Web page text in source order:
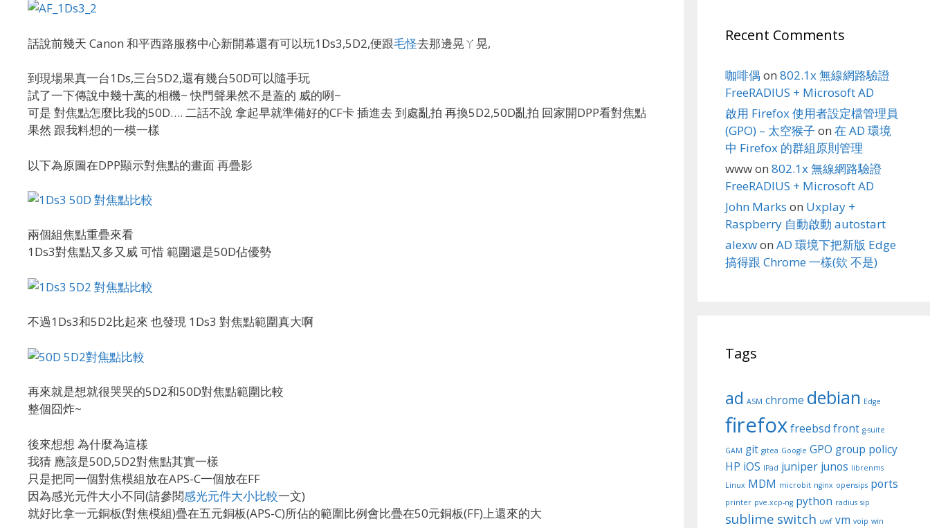
話說前幾天 Canon 和平西路服務中心新開幕還有可以玩1Ds3,5D2,便跟毛怪去那邊晃ㄚ晃,
到現場果真一台1Ds,三台5D2,還有幾台50D可以隨手玩
試了一下傳說中幾十萬的相機~ 快門聲果然不是蓋的 威的咧~
可是 對焦點怎麼比我的50D…. 二話不說 拿起早就準備好的CF卡 插進去 到處亂拍 再換5D2,50D亂拍 回家開DPP看對焦點
果然 跟我料想的一模一樣
以下為原圖在DPP顯示對焦點的畫面 再疊影
兩個組焦點重疊來看
1Ds3對焦點又多又威 可惜 範圍還是50D佔優勢
不過1Ds3和5D2比起來 也發現 1Ds3 對焦點範圍真大啊
再來就是想就很哭哭的5D2和50D對焦點範圍比較
整個囧炸~
後來想想 為什麼為這樣
我猜 應該是50D,5D2對焦點其實一樣
只是把同一個對焦模組放在APS-C一個放在FF
因為感光元件大小不同(請參閱感光元件大小比較一文)
就好比拿一元銅板(對焦模組)疊在五元銅板(APS-C)所佔的範圍比例會比疊在50元銅板(FF)上還來的大
Recent Comments
咖啡偶 on 802.1x 無線網路驗證
FreeRADIUS + Microsoft AD
啟用 Firefox 使用者設定檔管理員
(GPO) – 太空猴子 on 在 AD 環境
中 Firefox 的群組原則管理
wwwon 802.1x 無線網路驗證
FreeRADIUS + Microsoft AD
John Marks on Uxplay +
Raspberry 自動啟動 autostart
alexwon AD 環境下把新版 Edge
搞得跟 Chrome 一樣(欸 不是)
Tags
ad ASM chrome debian Edge
firefoxfreebsd front g-suite
GAM git gitea Google GPO group policy
HP iOS IPad juniper junos librenms
Linux MDM microbit nginx opensips ports
printer pve.xcp-ng python radius sip
sublime switch uwf vm voip win